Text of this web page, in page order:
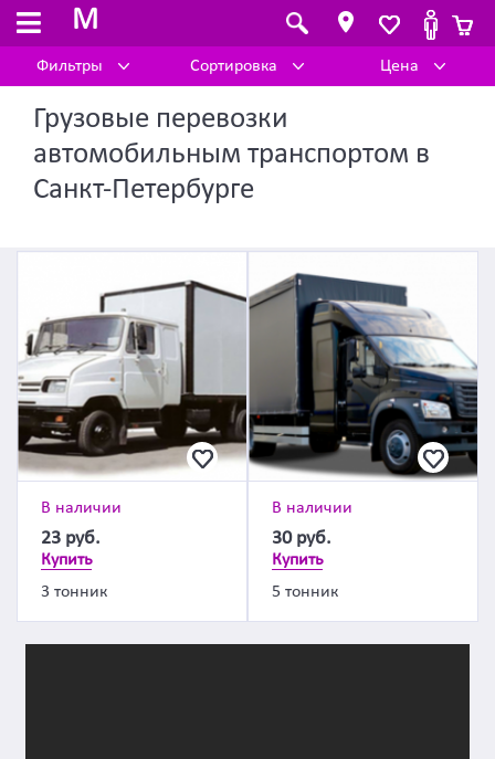
M
Фильтры Сортировка Цена
Грузовые перевозки
автомобильным транспортом в
Санкт-Петербурге
В наличии
23 руб.
Купить
3 тонник
В наличии
30 руб.
Купить
5 тонник